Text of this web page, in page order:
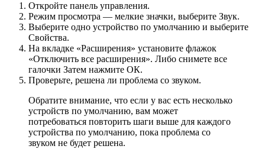
Откройте панель управления.
Режим просмотра — мелкие значки, выберите Звук.
Выберите одно устройство по умолчанию и выберите
Свойства.
На вкладке «Расширения» установите флажок
«Отключить все расширения». Либо снимете все
галочки Затем нажмите ОК.
Проверьте, решена ли проблема со звуком.
Обратите внимание, что если у вас есть несколько
устройств по умолчанию, вам может
потребоваться повторить шаги выше для каждого
устройства по умолчанию, пока проблема со
звуком не будет решена.